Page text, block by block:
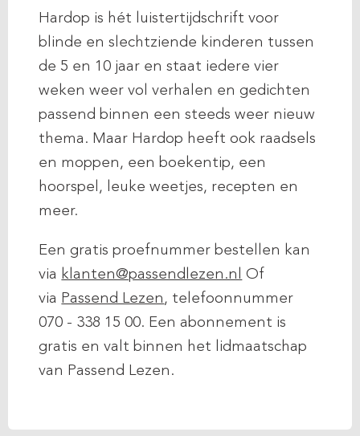
Hardop is hét luistertijdschrift voor
blinde en slechtziende kinderen tussen
de 5 en 10 jaar en staat iedere vier
weken weer vol verhalen en gedichten
passend binnen een steeds weer nieuw
thema. Maar Hardop heeft ook raadsels
en moppen, een boekentip, een
hoorspel, leuke weetjes, recepten en
meer.
Een gratis proefnummer bestellen kan
via klanten@passendlezen.nl Of
via Passend Lezen, telefoonnummer
070 - 338 15 00. Een abonnement is
gratis en valt binnen het lidmaatschap
van Passend Lezen.